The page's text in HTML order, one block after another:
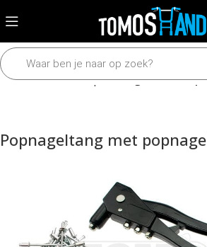
Home Gereedschap Hand gereedschap
Popnageltang met